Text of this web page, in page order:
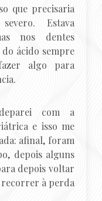
que precisaria
Estava
nos dentes
ácido sempre
algo para
com a
e isso me
afinal, foram
depois alguns
depois voltar
recorrer à perda